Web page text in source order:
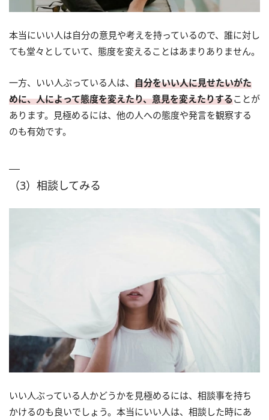
本当にいい人は自分の意見や考えを持っているので、誰に対し
ても堂々としていて、態度を変えることはあまりありません。
一方、いい人ぶっている人は、 自分をいい人に見せたいがた
めに、人によって態度を変えたり、意見を変えたりすることが
あります。見極めるには、他の人への態度や発言を観察する
のも有効です。
（3）相談してみる
いい人ぶっている人かどうかを見極めるには、相談事を持ち
かけるのも良いでしょう。本当にいい人は、相談した時にあ